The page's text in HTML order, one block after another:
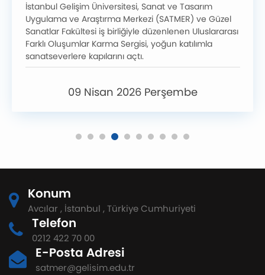
İstanbul Gelişim Üniversitesi, Sanat ve Tasarım
Uygulama ve Araştırma Merkezi (SATMER) ve Güzel
Sanatlar Fakültesi iş birliğiyle düzenlenen Uluslararası
Farklı Oluşumlar Karma Sergisi, yoğun katılımla
sanatseverlere kapılarını açtı.
09 Nisan 2026 Perşembe
Konum
Avcılar , İstanbul , Türkiye Cumhuriyeti
Telefon
0212 422 70 00
E-Posta Adresi
satmer@gelisim.edu.tr